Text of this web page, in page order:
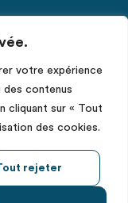
votre expérience
des contenus
cliquant sur « Tout
des cookies.
rejeter